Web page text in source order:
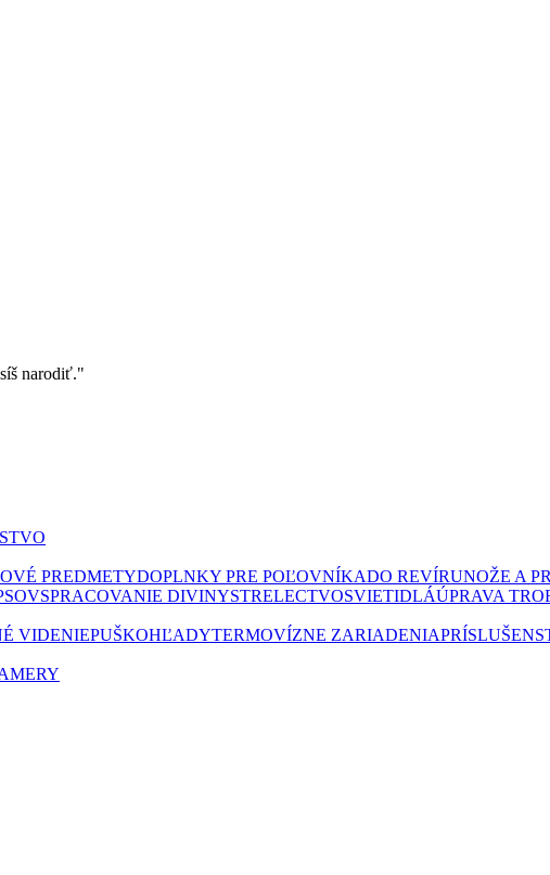
narodiť."
PREDMETYDOPLNKY PRE POĽOVNÍKADO REVÍRUNOŽE A
SPRACOVANIE DIVINYSTRELECTVOSVIETIDLÁÚPRAVA
VIDENIEPUŠKOHĽADYTERMOVÍZNE ZARIADENIA